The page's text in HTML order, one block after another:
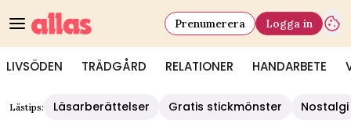
LIVSÖDEN TRÄDGÅRD RELATIONER HANDARBETE
Prenumerera Logga in
Lästips: Läsarberättelser Gratis stickmönster Nostalgi